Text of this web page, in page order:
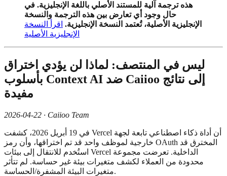
هذه ترجمة آلية للمستند الأصلي باللغة الإنجليزية. في
حال وجود أي تعارض بين هذه الترجمة والنسخة
الإنجليزية الأصلية، تُعتمد النسخة الإنجليزية. اقرأ النسخة
الإنجليزية الأصلية
ليس في المنتصف: لماذا لن يؤدي اختراق
بأسلوب Context AI ضد Caiioo إلى نتائج
مفيدة
2026-04-22 · Caiioo Team
في 19 أبريل 2026، كشفت Vercel أن أداة ذكاء اصطناعي تابعة لجهة
خارجية لموظف واحد قد تم اختراقها، وأن رمز OAuth المخترق قد
استُخدم للانتقال إلى بيئات Vercel الداخلية. تعرضت مجموعة
محدودة من العملاء لكشف متغيرات بيئة غير حساسة. لم تتأثر
متغيرات البيئة المشفرة/الحساسة.